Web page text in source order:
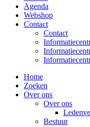
Agenda
Webshop
Contact
Contact
Home
Zoeken
Over ons
Over ons
Bestuur